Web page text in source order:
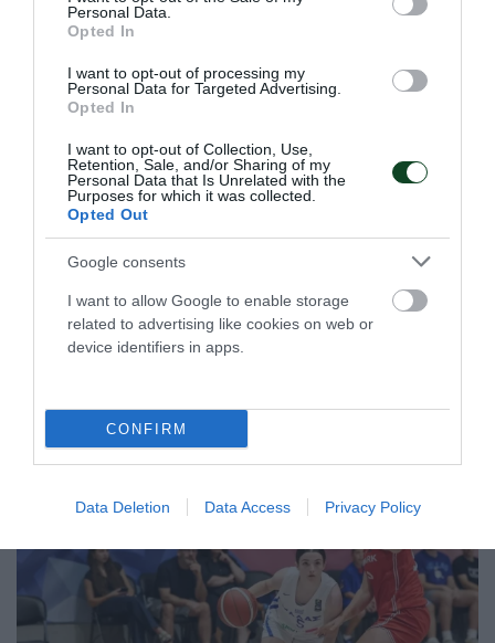
Personal Data.
Opted In
I want to opt-out of processing my
Personal Data for Targeted Advertising.
Opted In
I want to opt-out of Collection, Use,
Retention, Sale, and/or Sharing of my
Personal Data that Is Unrelated with the
Purposes for which it was collected.
Opted Out
Google consents
I want to allow Google to enable storage
related to advertising like cookies on web or
device identifiers in apps.
CONFIRM
Data Deletion Data Access Privacy Policy
Πρωταθλήτρια η Καλλιόπη
Ιωαννίδου στο πρωτάθλημα
βετεράνων
Η Καλλιόπη Ιωαννίδου κατέκτησε το χρυσό μετάλλιο στο
πρωτάθλημα βετεράνων στο ξίφος μονομαχίας.
13.06.2026 ΞΙΦΑΣΚΙΑ
ΤΕΛΕΥΤΑΙΑ ΝΕΑ